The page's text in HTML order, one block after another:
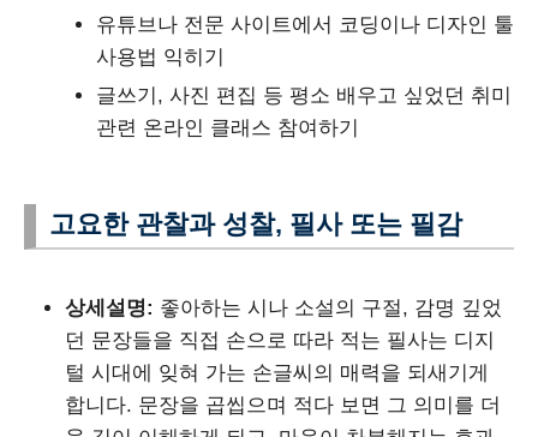
유튜브나 전문 사이트에서 코딩이나 디자인 툴
사용법 익히기
글쓰기, 사진 편집 등 평소 배우고 싶었던 취미
관련 온라인 클래스 참여하기
고요한 관찰과 성찰, 필사 또는 필감
상세설명: 좋아하는 시나 소설의 구절, 감명 깊었
던 문장들을 직접 손으로 따라 적는 필사는 디지
털 시대에 잊혀 가는 손글씨의 매력을 되새기게
합니다. 문장을 곱씹으며 적다 보면 그 의미를 더